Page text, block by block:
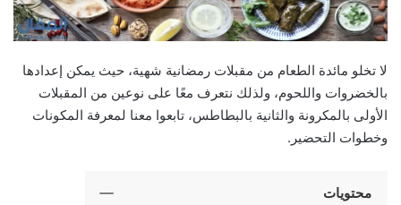
لا تخلو مائدة الطعام من مقبلات رمضانية شهية، حيث يمكن إعدادها
بالخضروات واللحوم، ولذلك نتعرف معًا على نوعين من المقبلات
الأولى بالمكرونة والثانية بالبطاطس، تابعوا معنا لمعرفة المكونات
وخطوات التحضير.
محتويات